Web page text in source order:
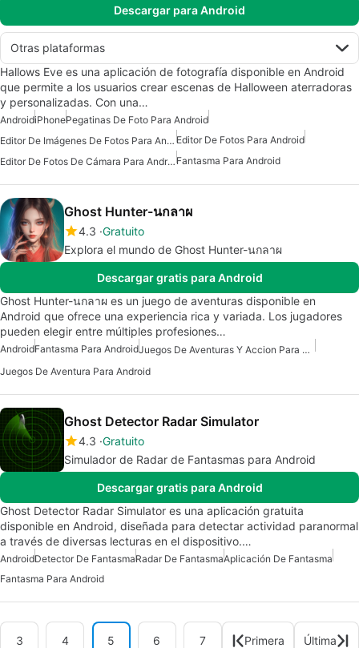
Descargar para Android
Otras plataformas
Hallows Eve es una aplicación de fotografía disponible en Android
que permite a los usuarios crear escenas de Halloween aterradoras
y personalizadas. Con una…
AndroidiPhonePegatinas De Foto Para Android
Editor De Imágenes De Fotos Para Android Editor De Fotos Para Android
Editor De Fotos De Cámara Para Android Fantasma Para Android
Ghost Hunter-นกลาผ
4.3 Gratuito
Explora el mundo de Ghost Hunter-นกลาผ
Descargar gratis para Android
Ghost Hunter-นกลาผ es un juego de aventuras disponible en
Android que ofrece una experiencia rica y variada. Los jugadores
pueden elegir entre múltiples profesiones…
AndroidFantasma Para Android
Juegos De Aventuras Y Accion Para Android
Juegos De Aventura Para Android
Ghost Detector Radar Simulator
4.3 Gratuito
Simulador de Radar de Fantasmas para Android
Descargar gratis para Android
Ghost Detector Radar Simulator es una aplicación gratuita
disponible en Android, diseñada para detectar actividad paranormal
a través de diversas lecturas en el dispositivo.…
AndroidDetector De FantasmaRadar De FantasmaAplicación De Fantasma
Fantasma Para Android
3 4 5 6 7 Primera Última